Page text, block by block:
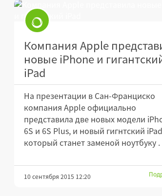
Компания Apple
новые iPhone и
iPad
На презентации в Сан-Франциско
компания Apple официально
представила две новых модели
6S и 6S Plus, и новый гигнтский
который станет заменой ноутбуку .
10 сентября 2015 12:20